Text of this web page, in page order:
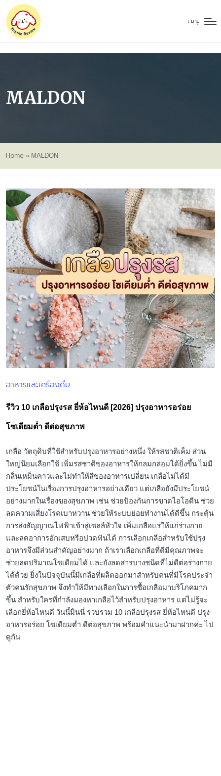
เมนู
MALDON
Home » MALDON
Posted
อาหารและเครื่องดื่ม
รีวิว 10 เกลือปรุงรส ยี่ห้อไหนดี [2026] ปรุงอาหารอร่อย
โซเดียมต่ำ ดีต่อสุขภาพ
เกลือ วัตถุดิบที่ใช้สำหรับปรุงอาหารอย่างหนึ่ง ให้รสชาติเค็ม ส่วน
ใหญ่นิยมเลือกใช้ เพิ่มรสชาติของอาหารให้กลมกล่อมได้ยิ่งขึ้น ไม่มี
กลิ่นเหม็นคาวและไม่ทำให้สีของอาหารเปลี่ยน เกลือไม่ได้มี
ประโยชน์ในเรื่องการปรุงอาหารอย่างเดียว แต่เกลือยังมีประโยชน์
อย่างมากในเรื่องของสุขภาพ เช่น ช่วยป้องกันการขาดไอโอดีน ช่วย
ลดความเสี่ยงโรคเบาหวาน ช่วยให้ระบบย่อยทำงานได้ดีขึ้น กระตุ้น
การส่งสัญญาณไฟฟ้าเข้าสู่เซลล์หัวใจ เพิ่มเกลือแร่ให้แก่ร่างกาย
และลดอาการอักเสบหรือปวดฟันได้ การเลือกเกลือสำหรับใช้ปรุง
อาหารจึงมีส่วนสำคัญอย่างมาก ถ้าเราเลือกเกลือที่ดีมีคุณภาพจะ
ช่วยลดปริมาณโซเดียมได้ และยังลดสารบางชนิดที่ไม่ดีต่อร่างกาย
ได้ด้วย ยิ่งในปัจจุบันนี้มีเกลือที่ผลิตออกมาสำหรับคนที่มีโรคประจำ
ตัวคนรักสุขภาพ จึงทำให้มีทางเลือกในการซื้อเกลือมาบริโภคมาก
ขึ้น สำหรับใครที่กำลังมองหาเกลือไว้สำหรับปรุงอาหาร แต่ไม่รู้จะ
เลือกยี่ห้อไหนดี วันนี้มินนี่ รวบรวม 10 เกลือปรุงรส ยี่ห้อไหนดี ปรุง
อาหารอร่อย โซเดียมต่ำ ดีต่อสุขภาพ พร้อมคำแนะนำมาฝากค่ะ ไป
ดูกัน